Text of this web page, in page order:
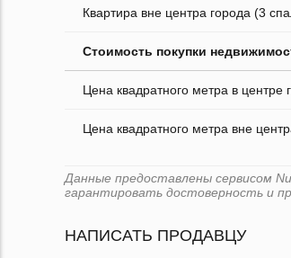
Квартира вне центра города (3
Стоимость покупки
Цена квадратного метра в центре
Цена квадратного метра вне
Данные предоставлены сервисом
гарантировать достоверность и
НАПИСАТЬ ПРОДАВЦУ